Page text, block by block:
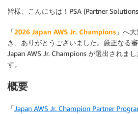
皆様、こんにちは！PSA (Partner
「2026 Japan AWS Jr. Champions 」へ
き、ありがとうございました。厳正なる
Japan AWS Jr. Champions が選出されま
す。
概要
「Japan AWS Jr. Champion Partner